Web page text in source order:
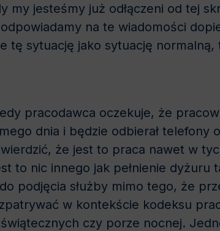
my jesteśmy już odłączeni od tej
na te wiadomości
tę sytuację jako sytuację normalną,
pracodawca oczekuje, że
dnia i będzie odbierał telefony
że jest to praca nawet w
to nic innego jak pełnienie dyżuru
podjęcia służby mimo tego, że
w kontekście kodeksu
czy porze nocnej.